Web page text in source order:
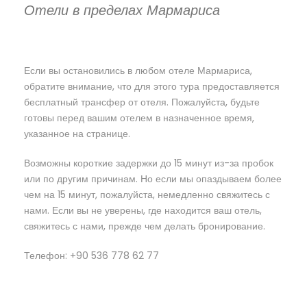
Отели в пределах Мармариса
Если вы остановились в любом отеле Мармариса,
обратите внимание, что для этого тура предоставляется
бесплатный трансфер от отеля. Пожалуйста, будьте
готовы перед вашим отелем в назначенное время,
указанное на странице.
Возможны короткие задержки до 15 минут из-за пробок
или по другим причинам. Но если мы опаздываем более
чем на 15 минут, пожалуйста, немедленно свяжитесь с
нами. Если вы не уверены, где находится ваш отель,
свяжитесь с нами, прежде чем делать бронирование.
Телефон: +90 536 778 62 77